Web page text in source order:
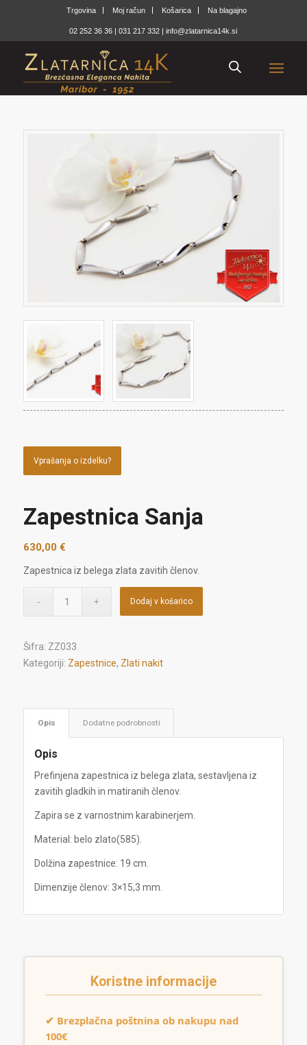
Trgovina Moj račun Košarica Na blagajno
02 252 36 36 |031 217 332 |info@zlatarnica14k.si
Vprašanja o izdelku?
Zapestnica Sanja
630,00 €
Zapestnica iz belega zlata zavitih členov.
Dodaj v košarico
Šifra: ZZ033
Kategoriji: Zapestnice, Zlati nakit
Opis Dodatne podrobnosti
Opis
Prefinjena zapestnica iz belega zlata, sestavljena iz
zavitih gladkih in matiranih členov.
Zapira se z varnostnim karabinerjem.
Material: belo zlato(585).
Dolžina zapestnice: 19 cm.
Dimenzije členov: 3×15,3 mm.
Koristne informacije
✔ Brezplačna poštnina ob nakupu nad
100€